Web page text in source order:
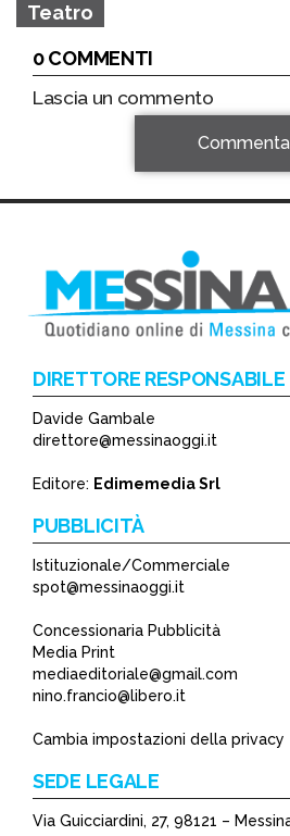
Teatro
0 COMMENTI
Lascia un commento
*
Commenta
DIRETTORE RESPONSABILE
Davide Gambale
direttore@messinaoggi.it
Editore: Edimemedia Srl
PUBBLICITÀ
Istituzionale/Commerciale
spot@messinaoggi.it
Concessionaria Pubblicità
Media Print
mediaeditoriale@gmail.com
nino.francio@libero.it
Cambia impostazioni della privacy
SEDE LEGALE
Via Guicciardini, 27, 98121 –